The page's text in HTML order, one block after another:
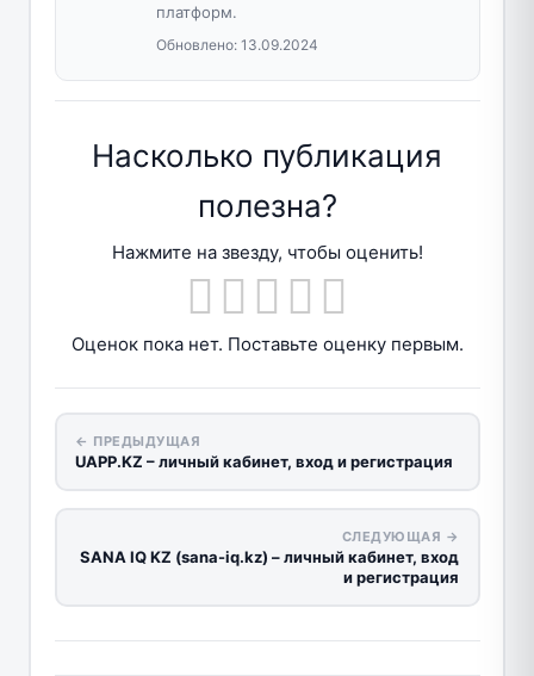
платформ.
Обновлено: 13.09.2024
Насколько публикация
полезна?
Нажмите на звезду, чтобы оценить!
Оценок пока нет. Поставьте оценку первым.
← ПРЕДЫДУЩАЯ
UAPP.KZ – личный кабинет, вход и регистрация
СЛЕДУЮЩАЯ →
SANA IQ KZ (sana-iq.kz) – личный кабинет, вход
и регистрация